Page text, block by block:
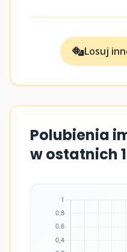
Losuj
Polubienia
w ostatnich